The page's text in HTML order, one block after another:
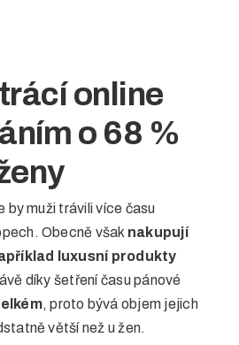
online
o 68 %
by muži trávili více času
Obecně však nakupují
luxusní produkty
díky šetření času pánové
, proto bývá objem jejich
větší než u žen.